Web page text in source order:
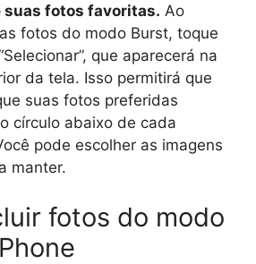
suas fotos favoritas. Ao
fotos do modo Burst, toque
que aparecerá na
da tela. Isso permitirá que
suas fotos preferidas
círculo abaixo de cada
pode escolher as imagens
manter.
fotos do modo